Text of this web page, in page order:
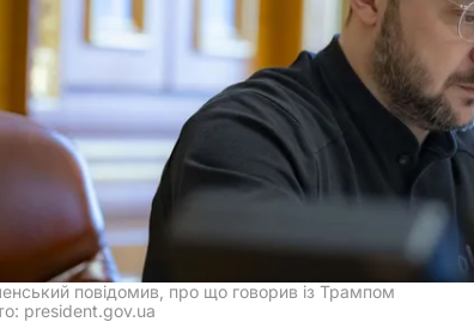
повідомив, про що говорив із Трампом
president.gov.ua